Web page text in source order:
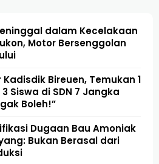
dalam Kecelakaan
Motor Bersenggolan
Bireuen, Temukan 1
Siswa di SDN 7 Jangka
Boleh!”
Dugaan Bau Amoniak
Bukan Berasal dari